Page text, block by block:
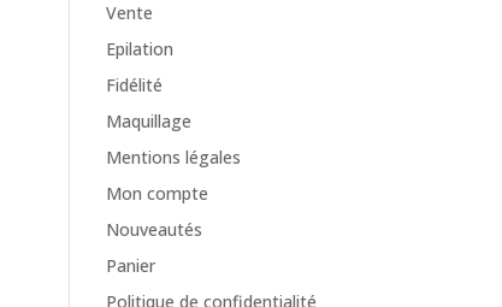
Vente
Epilation
Fidélité
Maquillage
Mentions légales
Mon compte
Nouveautés
Panier
Politique de confidentialité